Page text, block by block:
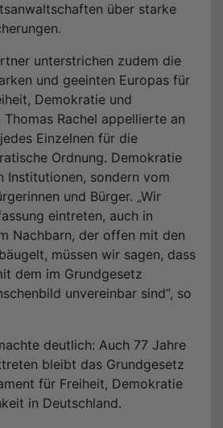
über starke
unterstrichen zudem die
und geeinten Europas für
Demokratie und
Rachel appellierte an
Einzelnen für die
Ordnung. Demokratie
Institutionen, sondern vom
und Bürger. „Wir
eintreten, auch in
Nachbarn, der offen mit den
müssen wir sagen, dass
dem im Grundgesetz
unvereinbar sind“, so
deutlich: Auch 77 Jahre
bleibt das Grundgesetz
für Freiheit, Demokratie
in Deutschland.